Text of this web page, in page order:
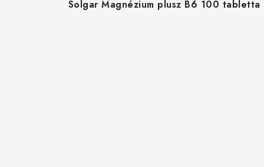
Solgar Magnézium plusz B6 100 tabletta